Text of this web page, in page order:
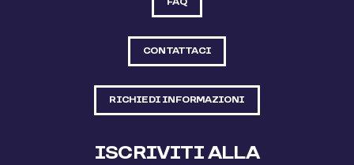
CONTATTACI
RICHIEDI INFORMAZIONI
ISCRIVITI ALLA